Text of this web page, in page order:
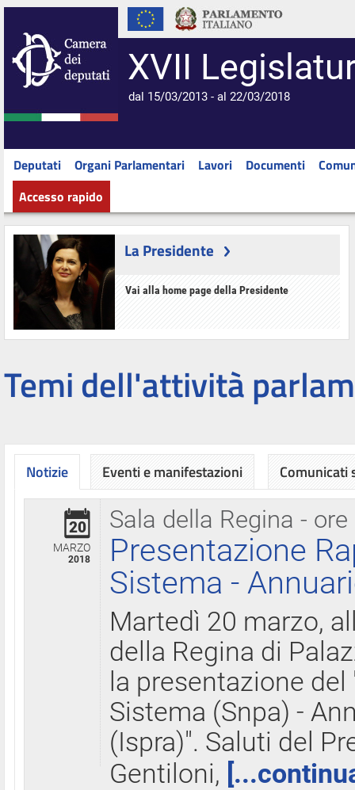
XVII
dal 15/03/2013 - al 22/03/2018
Deputati Organi Parlamentari Lavori Documenti
Accesso rapido
La Presidente
Vai alla home page della Presidente
Temi dell'attività
Notizie
Sala della Regina - ore
20
MARZO
2018
Presentazione
Sistema -
Martedì 20 marzo,
della Regina di
la presentazione
Sistema (Snpa) -
(Ispra)". Saluti del
Gentiloni,
Eventi e manifestazioni Comunicati